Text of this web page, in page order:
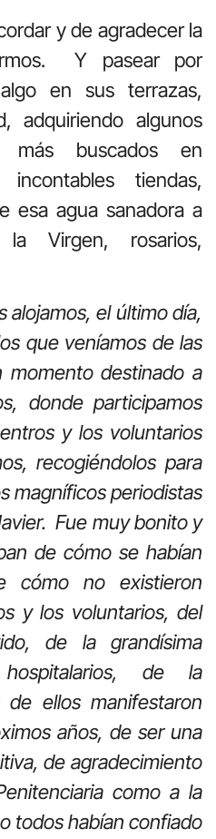
y de agradecer la
Y pasear por
en sus terrazas,
adquiriendo algunos
buscados en
tiendas,
esa agua sanadora a
Virgen, rosarios,
alojamos, el último día,
que veníamos de las
momento destinado a
donde participamos
y los voluntarios
recogiéndolos para
magníficos periodistas
Fue muy bonito y
de cómo se habían
cómo no existieron
y los voluntarios, del
de la grandísima
de la
de ellos manifestaron
años, de ser una
de agradecimiento
como a la
todos habían confiado